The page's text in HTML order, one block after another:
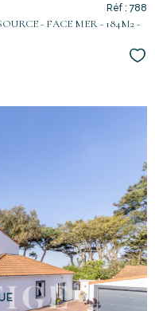
- FACE MER - 184M2 -
Réf : 788